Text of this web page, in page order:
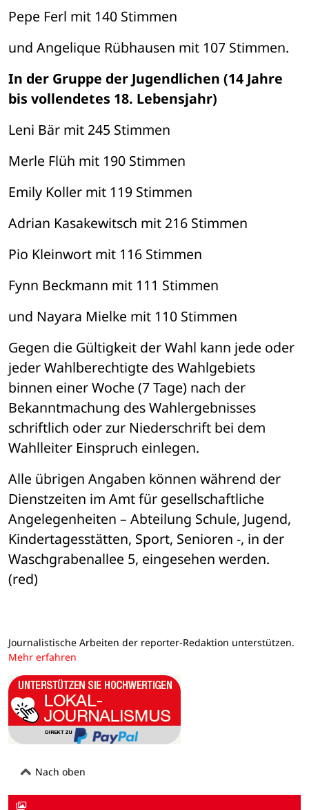
Pepe Ferl mit 140 Stimmen
und Angelique Rübhausen mit 107 Stimmen.
In der Gruppe der Jugendlichen (14 Jahre
bis vollendetes 18. Lebensjahr)
Leni Bär mit 245 Stimmen
Merle Flüh mit 190 Stimmen
Emily Koller mit 119 Stimmen
Adrian Kasakewitsch mit 216 Stimmen
Pio Kleinwort mit 116 Stimmen
Fynn Beckmann mit 111 Stimmen
und Nayara Mielke mit 110 Stimmen
Gegen die Gültigkeit der Wahl kann jede oder
jeder Wahlberechtigte des Wahlgebiets
binnen einer Woche (7 Tage) nach der
Bekanntmachung des Wahlergebnisses
schriftlich oder zur Niederschrift bei dem
Wahlleiter Einspruch einlegen.
Alle übrigen Angaben können während der
Dienstzeiten im Amt für gesellschaftliche
Angelegenheiten – Abteilung Schule, Jugend,
Kindertagesstätten, Sport, Senioren -, in der
Waschgrabenallee 5, eingesehen werden.
(red)
Journalistische Arbeiten der reporter-Redaktion unterstützen.
Mehr erfahren
Nach oben